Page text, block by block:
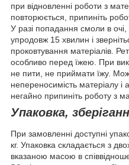
при відновленні роботи з
повторюється, припиніть
У разі попадання смоли в
упродовж 15 хвилин і
проковтування матеріалів.
особливо перед їжею. При
не пити, не приймати їжу.
непереносимість матеріалу і
негайно припиніть роботу з
Упаковка,
При замовленні доступні
кг. Упаковка складається з
вказаною масою в